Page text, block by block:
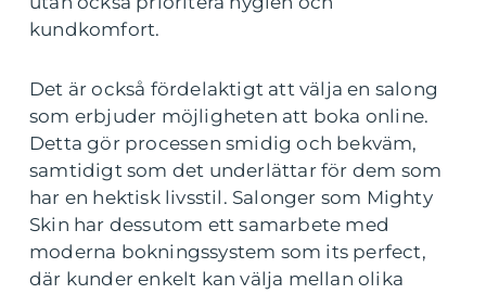
kundkomfort.
Det är också fördelaktigt att välja en salong
som erbjuder möjligheten att boka online.
Detta gör processen smidig och bekväm,
samtidigt som det underlättar för dem som
har en hektisk livsstil. Salonger som Mighty
Skin har dessutom ett samarbete med
moderna bokningssystem som its perfect,
där kunder enkelt kan välja mellan olika